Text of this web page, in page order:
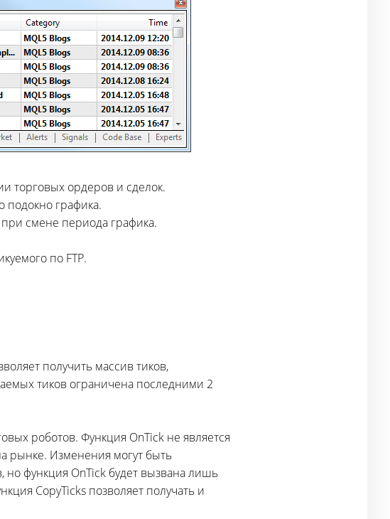
торговых ордеров и сделок.
подокно графика.
смене периода графика.
по FTP.
получить массив тиков,
тиков ограничена последними 2
роботов. Функция OnTick не является
рынке. Изменения могут быть
функция OnTick будет вызвана лишь
CopyTicks позволяет получать и